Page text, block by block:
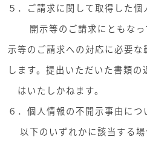
５．ご請求に関して取得した
開示等のご請求にともなっ
示等のご請求への対応に必要
します。提出いただいた書類
はいたしかねます。
６．個人情報の不開示事由につ
以下のいずれかに該当する場